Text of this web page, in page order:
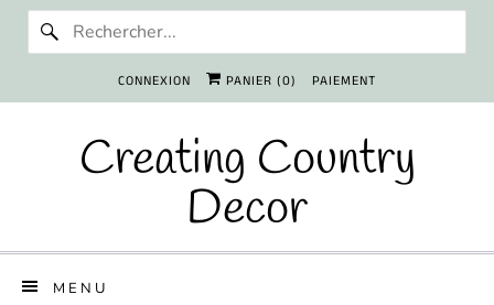
CONNEXION PANIER (0) PAIEMENT
Creating Country
Decor
MENU